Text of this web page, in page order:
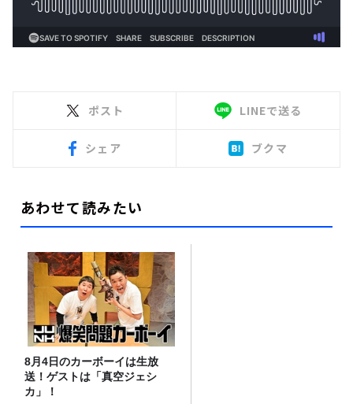
ポスト LINEで送る
シェア ブクマ
あわせて読みたい
8月4日のカーボーイは生放
送！ゲストは「真空ジェシ
カ」！